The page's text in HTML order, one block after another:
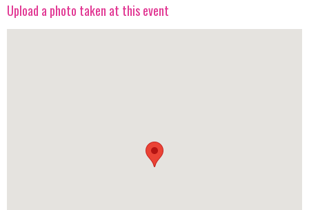
Upload a photo taken at this event